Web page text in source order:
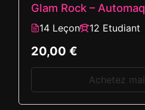
Glam Rock –
14 Leçon 12 Etudiant
20,00 €
Achetez